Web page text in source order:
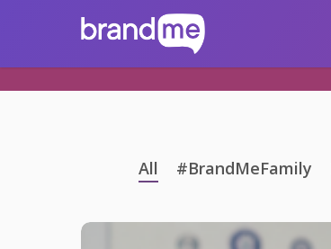
All #BrandMeFamily